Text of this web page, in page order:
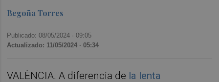
Begoña Torres
Publicado: 08/05/2024 ·09:05
Actualizado: 11/05/2024 · 05:34
VALÈNCIA. A diferencia de la lenta